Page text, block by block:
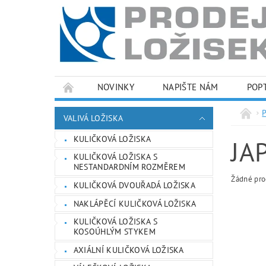
NOVINKY NAPIŠTE NÁM
PODMÍNKY OCHRANY OSOBNÍCH ÚDAJŮ
VALIVÁ LOŽISKA
KULIČKOVÁ LOŽISKA
KULIČKOVÁ LOŽISKA S
NESTANDARDNÍM ROZMĚREM
KULIČKOVÁ DVOUŘADÁ LOŽISKA
NAKLÁPĚCÍ KULIČKOVÁ LOŽISKA
KULIČKOVÁ LOŽISKA S
KOSOÚHLÝM STYKEM
AXIÁLNÍ KULIČKOVÁ LOŽISKA
Žádné